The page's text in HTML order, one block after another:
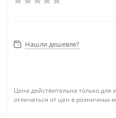
Нашли дешевле?
Цена действительна только
отличаться от цен в розничных